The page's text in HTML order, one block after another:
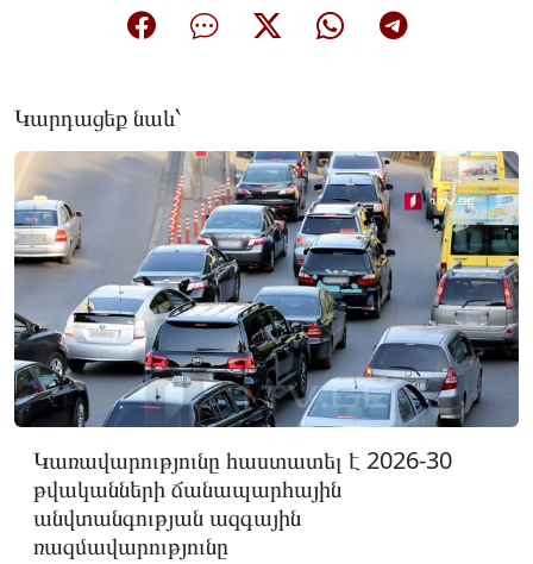
Կարդացեք նաև՝
Կառավարությունը հաստատել է 2026-30
թվականների ճանապարհային
անվտանգության ազգային
ռազմավարությունը